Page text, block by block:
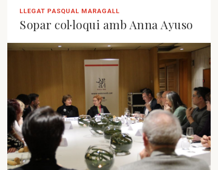
LLEGAT PASQUAL MARAGALL
Sopar col·loqui amb Anna Ayuso